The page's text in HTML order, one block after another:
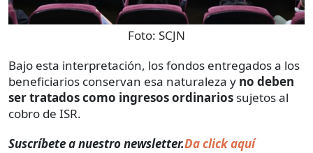
Foto: SCJN
Bajo esta interpretación, los fondos entregados a los
beneficiarios conservan esa naturaleza y no deben
ser tratados como ingresos ordinarios sujetos al
cobro de ISR.
Suscríbete a nuestro newsletter.Da click aquí